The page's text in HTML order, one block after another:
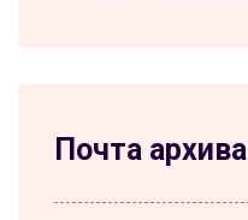
Почта архива